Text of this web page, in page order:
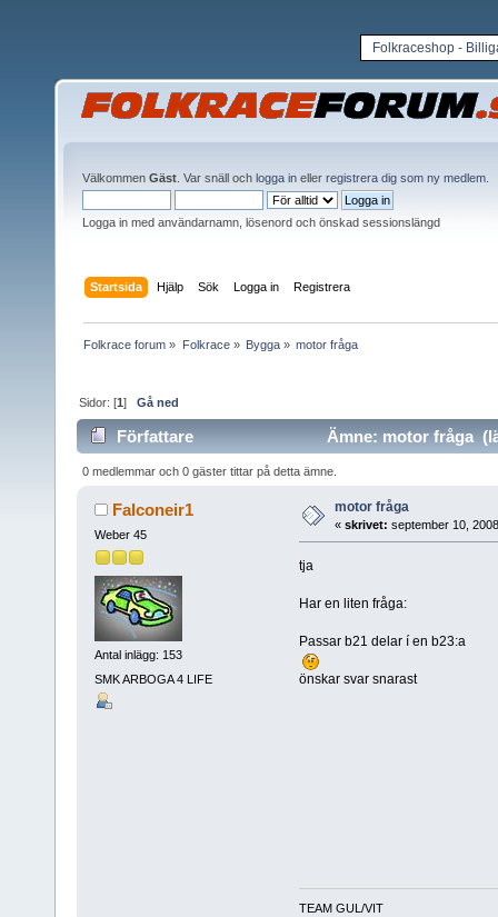
Folkraceshop -
Välkommen Gäst . Var snäll och logga in eller registrera dig som ny medlem
Logga in med användarnamn, lösenord och önskad sessionslängd
Startsida Hjälp Sök Logga in Registrera
Folkrace forum » Folkrace» Bygga» motor fråga
Sidor: [1]Gå ned
Författare Ämne: motor fråga
0 medlemmar och 0 gäster tittar på detta ämne.
Falconeir1
Weber 45
Antal inlägg: 153
SMK ARBOGA 4 LIFE
motor fråga
« skrivet: september 10,
tja
Har en liten fråga:
Passar b21 delar í en b23:a
önskar svar snarast
TEAM GUL/VIT